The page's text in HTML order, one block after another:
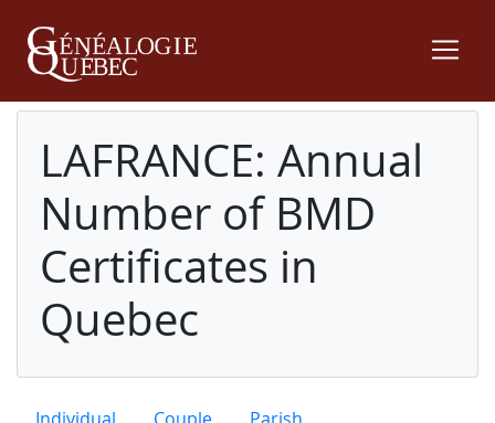
LAFRANCE: Annual
Number of BMD
Certificates in
Quebec